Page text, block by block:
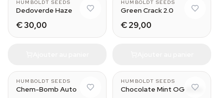
HUMBOLDT SEEDS
Dedoverde Haze
€ 30,00
HUMBOLDT SEEDS
Green Crack 2.0
€ 29,00
HUMBOLDT SEEDS
Chem-Bomb Auto
HUMBOLDT SEEDS
Chocolate Mint OG Auto